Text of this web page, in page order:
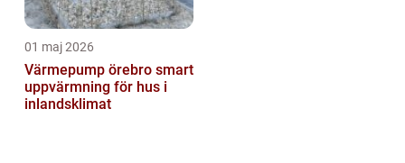
01 maj 2026
Värmepump örebro smart
uppvärmning för hus i
inlandsklimat